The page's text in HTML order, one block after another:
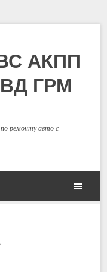
АКПП
ГРМ
ремонту авто с